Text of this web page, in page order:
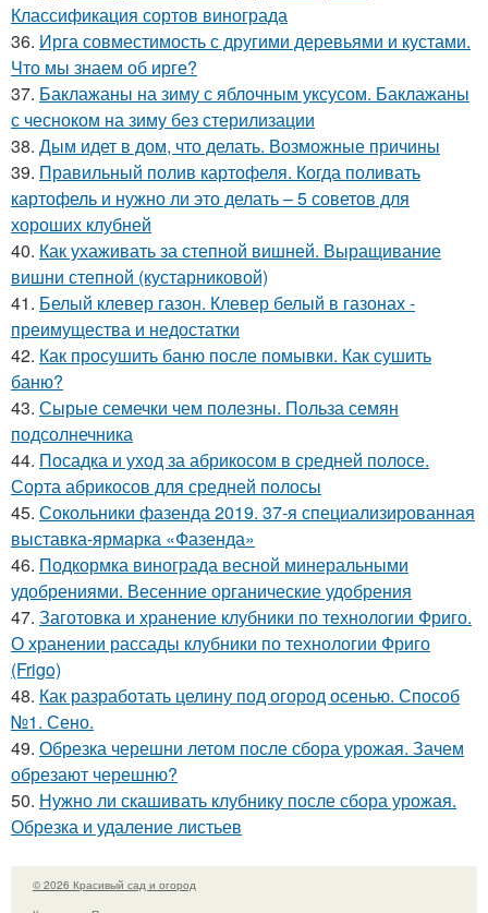
Классификация сортов винограда
36. Ирга совместимость с другими деревьями и кустами.
Что мы знаем об ирге?
37. Баклажаны на зиму с яблочным уксусом. Баклажаны
с чесноком на зиму без стерилизации
38. Дым идет в дом, что делать. Возможные причины
39. Правильный полив картофеля. Когда поливать
картофель и нужно ли это делать – 5 советов для
хороших клубней
40. Как ухаживать за степной вишней. Выращивание
вишни степной (кустарниковой)
41. Белый клевер газон. Клевер белый в газонах -
преимущества и недостатки
42. Как просушить баню после помывки. Как сушить
баню?
43. Сырые семечки чем полезны. Польза семян
подсолнечника
44. Посадка и уход за абрикосом в средней полосе.
Сорта абрикосов для средней полосы
45. Сокольники фазенда 2019. 37-я специализированная
выставка-ярмарка «Фазенда»
46. Подкормка винограда весной минеральными
удобрениями. Весенние органические удобрения
47. Заготовка и хранение клубники по технологии Фриго.
О хранении рассады клубники по технологии Фриго
(Frigo)
48. Как разработать целину под огород осенью. Способ
№1. Сено.
49. Обрезка черешни летом после сбора урожая. Зачем
обрезают черешню?
50. Нужно ли скашивать клубнику после сбора урожая.
Обрезка и удаление листьев
© 2026 Красивый сад и огород